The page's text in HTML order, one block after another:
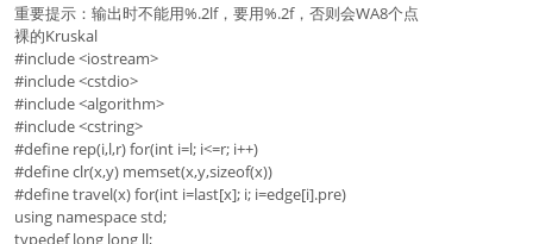
重要提示：输出时不能用%.2lf，要用%.2f，否则会WA8个点
裸的Kruskal
#include <iostream>
#include <cstdio>
#include <algorithm>
#include <cstring>
#define rep(i,l,r) for(int i=l; i<=r; i++)
#define clr(x,y) memset(x,y,sizeof(x))
#define travel(x) for(int i=last[x]; i; i=edge[i].pre)
using namespace std;
typedef long long ll;